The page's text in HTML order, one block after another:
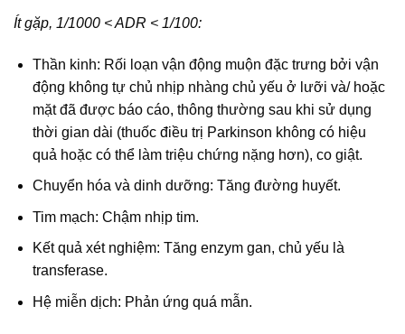
Ít gặp, 1/1000 < ADR < 1/100:
Thần kinh: Rối loạn vận động muộn đặc trưng bởi vận
động không tự chủ nhịp nhàng chủ yếu ở lưỡi và/ hoặc
mặt đã được báo cáo, thông thường sau khi sử dụng
thời gian dài (thuốc điều trị Parkinson không có hiệu
quả hoặc có thể làm triệu chứng nặng hơn), co giật.
Chuyển hóa và dinh dưỡng: Tăng đường huyết.
Tim mạch: Chậm nhịp tim.
Kết quả xét nghiệm: Tăng enzym gan, chủ yếu là
transferase.
Hệ miễn dịch: Phản ứng quá mẫn.